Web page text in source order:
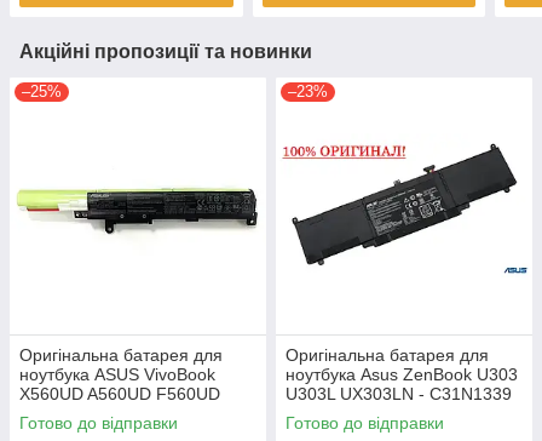
Акційні пропозиції та новинки
–25%
Оригінальна батарея для
ноутбука ASUS VivoBook
X560UD A560UD F560UD
K560UD R562UD - A31N1730
Готово до відправки
–23%
Оригінальна батарея для
ноутбука Asus ZenBook U303
U303L UX303LN - C31N1339
(+11.31 V 50Wh) АКБ
Готово до відправки